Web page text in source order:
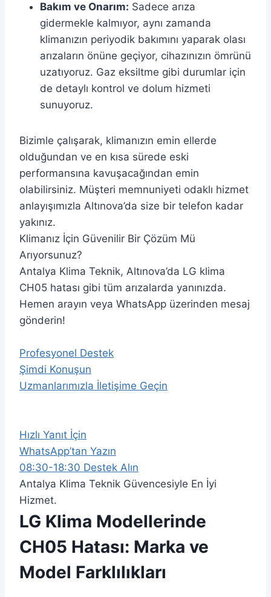
Bakım ve Onarım: Sadece arıza
gidermekle kalmıyor, aynı zamanda
klimanızın periyodik bakımını yaparak olası
arızaların önüne geçiyor, cihazınızın ömrünü
uzatıyoruz. Gaz eksiltme gibi durumlar için
de detaylı kontrol ve dolum hizmeti
sunuyoruz.
Bizimle çalışarak, klimanızın emin ellerde
olduğundan ve en kısa sürede eski
performansına kavuşacağından emin
olabilirsiniz. Müşteri memnuniyeti odaklı hizmet
anlayışımızla Altınova’da size bir telefon kadar
yakınız.
Klimanız İçin Güvenilir Bir Çözüm Mü
Arıyorsunuz?
Antalya Klima Teknik, Altınova’da LG klima
CH05 hatası gibi tüm arızalarda yanınızda.
Hemen arayın veya WhatsApp üzerinden mesaj
gönderin!
Profesyonel Destek
Şimdi Konuşun
Uzmanlarımızla İletişime Geçin
Hızlı Yanıt İçin
WhatsApp’tan Yazın
08:30-18:30 Destek Alın
Antalya Klima Teknik Güvencesiyle En İyi
Hizmet.
LG Klima Modellerinde
CH05 Hatası: Marka ve
Model Farklılıkları